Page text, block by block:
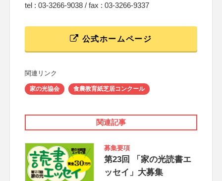
tel : 03-3266-9038 / fax : 03-3266-9337
公式ホームページ
関連リンク
家の光協会 食農教育紙芝居コンクール
関連記事
募集要項
第23回 「家の光読書エ
ッセイ」大募集